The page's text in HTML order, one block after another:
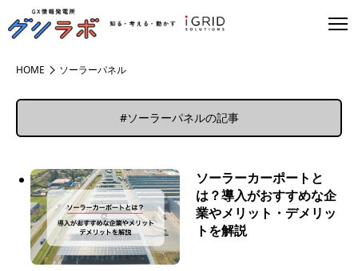
HOME ソーラーパネル
#ソーラーパネルの記事
ソーラーカーポートと
は？導入がおすすめな企
業やメリット・デメリッ
トを解説